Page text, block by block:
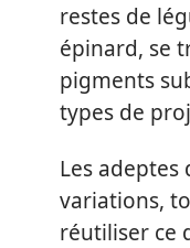
restes de
épinard, se
pigments
types de
Les adeptes
variations,
réutiliser ce